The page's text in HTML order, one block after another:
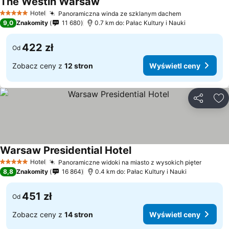
5 KategoriaHotel Panoramiczna winda ze szklanym dachem
9,0 Znakomity 11 680 0.7 km do: Pałac Kultury i Nauki
Od 422 zł
Zobacz ceny z 12 stron Wyświetl ceny
5 KategoriaHotel Panoramiczne widoki na miasto z wysokich pięter
Warsaw Presidential Hotel
8,8 Znakomity 16 864 0.4 km do: Pałac Kultury i Nauki
Od 451 zł
Zobacz ceny z 14 stron Wyświetl ceny